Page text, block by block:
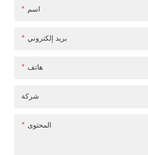
اسم
بريد إلكتروني
هاتف
شركة
المحتوى